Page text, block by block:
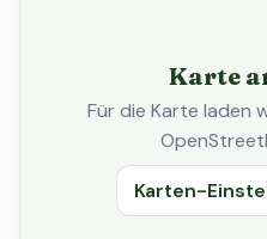
Karte
Für die Karte laden
Karten-